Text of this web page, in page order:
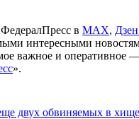
в МАХ,
интересными
важное и оперативное
».
двух обвиняемых в